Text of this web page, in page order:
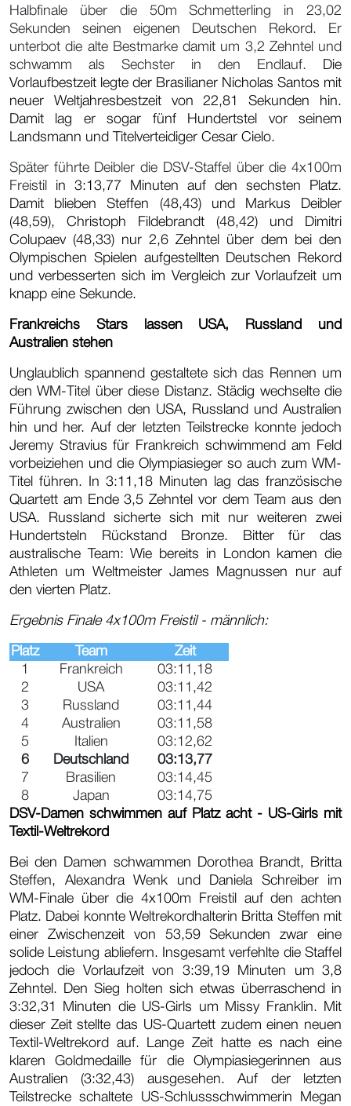
Halbfinale über die 50m Schmetterling in 23,02
Sekunden seinen eigenen Deutschen Rekord. Er
unterbot die alte Bestmarke damit um 3,2 Zehntel und
schwamm als Sechster in den Endlauf.
Die
Vorlaufbestzeit legte der Brasilianer Nicholas Santos mit
neuer Weltjahresbestzeit von 22,81 Sekunden hin.
Damit lag er sogar fünf Hundertstel vor seinem
Landsmann und Titelverteidiger Cesar Cielo.
Später führte Deibler die DSV-Staffel über die 4x100m
Freistil in 3:13,77 Minuten auf den sechsten Platz.
Damit blieben Steffen (48,43) und Markus Deibler
(48,59), Christoph Fildebrandt (48,42) und Dimitri
Colupaev (48,33) nur 2,6 Zehntel über dem bei den
Olympischen Spielen aufgestellten Deutschen Rekord
und verbesserten sich im Vergleich zur Vorlaufzeit um
knapp eine Sekunde.
Frankreichs Stars lassen USA, Russland und
Australien stehen
Unglaublich spannend gestaltete sich das Rennen um
den WM-Titel über diese Distanz. Städig wechselte die
Führung zwischen den USA, Russland und Australien
hin und her. Auf der letzten Teilstrecke konnte jedoch
Jeremy Stravius für Frankreich schwimmend am Feld
vorbeiziehen und die Olympiasieger so auch zum WM-
Titel führen. In 3:11,18 Minuten lag das französische
Quartett am Ende 3,5 Zehntel vor dem Team aus den
USA. Russland sicherte sich mit nur weiteren zwei
Hundertsteln Rückstand Bronze. Bitter für das
australische Team: Wie bereits in London kamen die
Athleten um Weltmeister James Magnussen nur auf
den vierten Platz.
Ergebnis Finale 4x100m Freistil - männlich:
Platz Team
Zeit
1
Frankreich
03:11,18
2
USA
03:11,42
3
Russland
03:11,44
4
Australien
03:11,58
5
Italien
03:12,62
6
Deutschland
03:13,77
7
Brasilien
03:14,45
8
Japan
03:14,75
DSV-Damen schwimmen auf Platz acht - US-Girls mit
Textil-Weltrekord
Bei den Damen schwammen Dorothea Brandt, Britta
Steffen, Alexandra Wenk und Daniela Schreiber im
WM-Finale über die 4x100m Freistil auf den achten
Platz. Dabei konnte Weltrekordhalterin Britta Steffen mit
einer Zwischenzeit von 53,59 Sekunden zwar eine
solide Leistung abliefern. Insgesamt verfehlte die Staffel
jedoch die Vorlaufzeit von 3:39,19 Minuten um 3,8
Zehntel. Den Sieg holten sich etwas überraschend in
3:32,31 Minuten die US-Girls um Missy Franklin. Mit
dieser Zeit stellte das US-Quartett zudem einen neuen
Textil-Weltrekord auf. Lange Zeit hatte es nach eine
klaren Goldmedaille für die Olympiasiegerinnen aus
Australien (3:32,43) ausgesehen. Auf der letzten
Teilstrecke schaltete US-Schlussschwimmerin Megan